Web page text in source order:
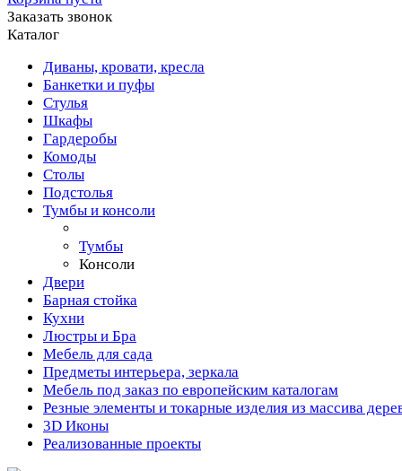
Заказать звонок
Каталог
Диваны, кровати, кресла
Банкетки и пуфы
Стулья
Шкафы
Гардеробы
Комоды
Столы
Подстолья
Тумбы и консоли
Тумбы
Консоли
Двери
Барная стойка
Кухни
Люстры и Бра
Мебель для сада
Предметы интерьера, зеркала
Мебель под заказ по европейским каталогам
Резные элементы и токарные изделия из массива
3D Иконы
Реализованные проекты